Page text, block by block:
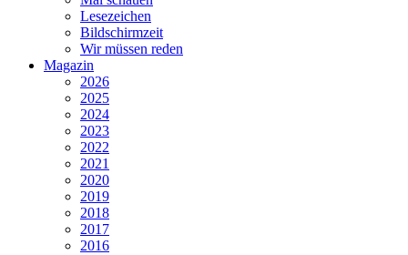
Lesezeichen
Bildschirmzeit
Wir müssen reden
Magazin
2026
2025
2024
2023
2022
2021
2020
2019
2018
2017
2016